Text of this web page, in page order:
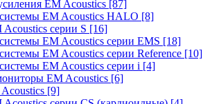
EM Acoustics [87]
EM Acoustics HALO [8]
серии S [16]
EM Acoustics серии EMS [18]
EM Acoustics серии Reference [10]
EM Acoustics серии i [4]
EM Acoustics [6]
[9]